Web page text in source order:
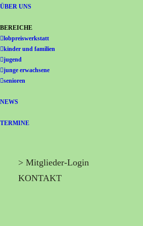
Gemeinschaft Immanuel
ÜBER UNS
BEREICHE
lobpreiswerkstatt
kinder und familien
jugend
junge erwachsene
senioren
NEWS
TERMINE
> Mitglieder-Login
KONTAKT